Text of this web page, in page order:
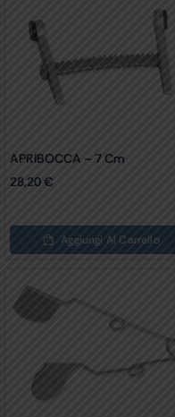
APRIBOCCA – 7 Cm
28,20 €
Aggiungi Al Carrello